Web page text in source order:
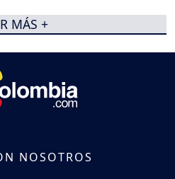
MÁS +
NOSOTROS